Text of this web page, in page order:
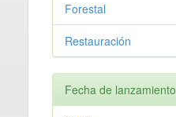
Forestal
Restauración
Fecha de lanzamiento